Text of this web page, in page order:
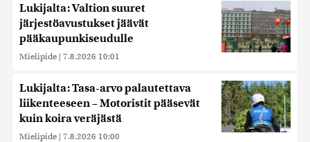
Lukijalta: Valtion suuret
järjestöavustukset jäävät
pääkaupunkiseudulle
Mielipide | 7.8.2026 10:01
Lukijalta: Tasa-arvo palautettava
liikenteeseen – Motoristit pääsevät
kuin koira veräjästä
Mielipide | 7.8.2026 10:00